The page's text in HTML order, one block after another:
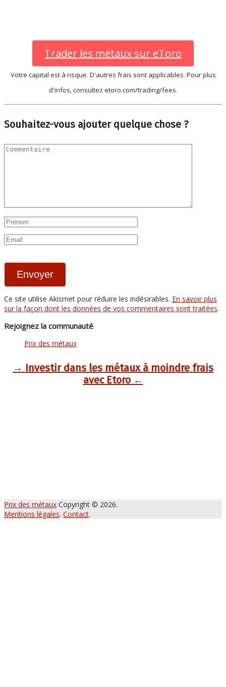
Trader les métaux sur eToro
Votre capital est à risque. D'autres frais sont applicables. Pour plus
d'infos, consultez etoro.com/trading/fees.
Souhaitez-vous ajouter quelque chose ?
Ce site utilise Akismet pour réduire les indésirables. En savoir plus
sur la façon dont les données de vos commentaires sont traitées.
Rejoignez la communauté
Prix des métaux
→ Investir dans les métaux à moindre frais
avec Etoro ←
Prix des métaux Copyright © 2026.
Mentions légales. Contact.